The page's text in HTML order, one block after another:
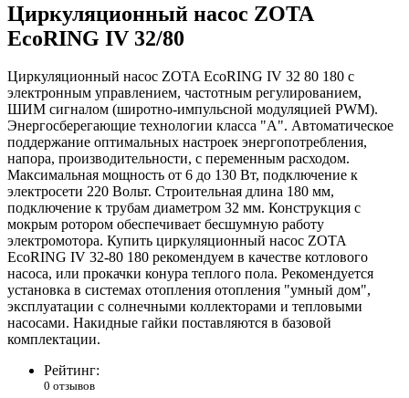
Циркуляционный насос ZOTA
EcoRING IV 32/80
Циркуляционный насос ZOTA EcoRING IV 32 80 180 с
электронным управлением, частотным регулированием,
ШИМ сигналом (широтно-импульсной модуляцией PWM).
Энергосберегающие технологии класса "А". Автоматическое
поддержание оптимальных настроек энергопотребления,
напора, производительности, с переменным расходом.
Максимальная мощность от 6 до 130 Вт, подключение к
электросети 220 Вольт. Строительная длина 180 мм,
подключение к трубам диаметром 32 мм. Конструкция с
мокрым ротором обеспечивает бесшумную работу
электромотора. Купить циркуляционный насос ZOTA
EcoRING IV 32-80 180 рекомендуем в качестве котлового
насоса, или прокачки конура теплого пола. Рекомендуется
установка в системах отопления отопления "умный дом",
эксплуатации с солнечными коллекторами и тепловыми
насосами. Накидные гайки поставляются в базовой
комплектации.
Рейтинг:
0 отзывов